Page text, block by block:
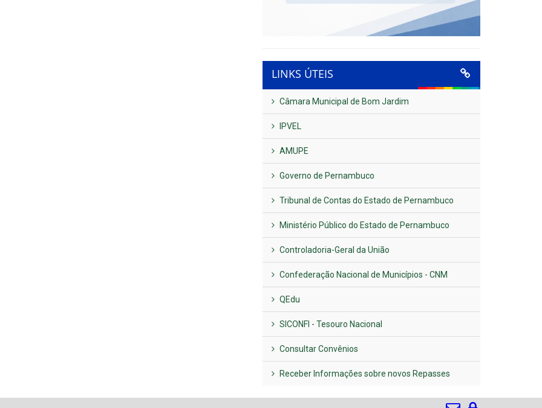
LINKS ÚTEIS
Câmara Municipal de Bom Jardim
IPVEL
AMUPE
Governo de Pernambuco
Tribunal de Contas do Estado de Pernambuco
Ministério Público do Estado de Pernambuco
Controladoria-Geral da União
Confederação Nacional de Municípios - CNM
QEdu
SICONFI - Tesouro Nacional
Consultar Convênios
Receber Informações sobre novos Repasses